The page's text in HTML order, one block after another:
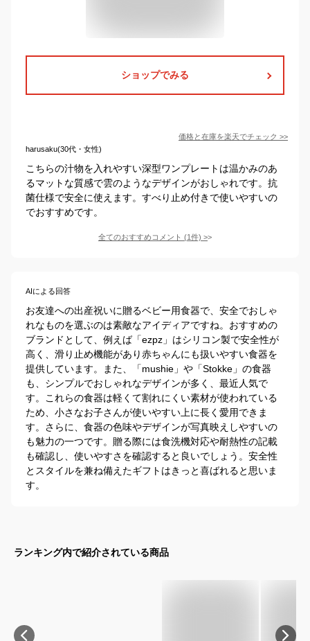
ショップでみる
価格と在庫を楽天でチェック >>
harusaku(30代・女性)
こちらの汁物を入れやすい深型ワンプレートは温かみのあ
るマットな質感で雲のようなデザインがおしゃれです。抗
菌仕様で安全に使えます。すべり止め付きで使いやすいの
でおすすめです。
全てのおすすめコメント (1件) >
AIによる回答
お友達への出産祝いに贈るベビー用食器で、安全でおしゃ
れなものを選ぶのは素敵なアイディアですね。おすすめの
ブランドとして、例えば「ezpz」はシリコン製で安全性が
高く、滑り止め機能があり赤ちゃんにも扱いやすい食器を
提供しています。また、「mushie」や「Stokke」の食器
も、シンプルでおしゃれなデザインが多く、最近人気で
す。これらの食器は軽くて割れにくい素材が使われている
ため、小さなお子さんが使いやすい上に長く愛用できま
す。さらに、食器の色味やデザインが写真映えしやすいの
も魅力の一つです。贈る際には食洗機対応や耐熱性の記載
も確認し、使いやすさを確認すると良いでしょう。安全性
とスタイルを兼ね備えたギフトはきっと喜ばれると思いま
す。
ランキング内で紹介されている商品